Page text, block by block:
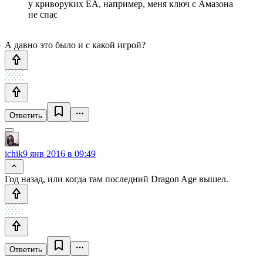
у криворуких EA, например, меня ключ с Амазона
не спас
А давно это было и с какой игрой?
Ответить
ichik9 янв 2016 в 09:49
Год назад, или когда там последний Dragon Age вышел.
Ответить